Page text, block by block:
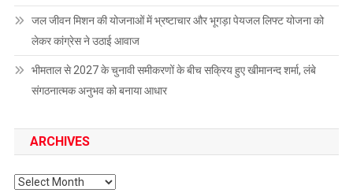
जल जीवन मिशन की योजनाओं में भ्रष्टाचार और भूगड़ा पेयजल लिफ्ट योजना को
लेकर कांग्रेस ने उठाई आवाज
भीमताल से 2027 के चुनावी समीकरणों के बीच सक्रिय हुए खीमानन्द शर्मा, लंबे
संगठनात्मक अनुभव को बनाया आधार
ARCHIVES
Archives